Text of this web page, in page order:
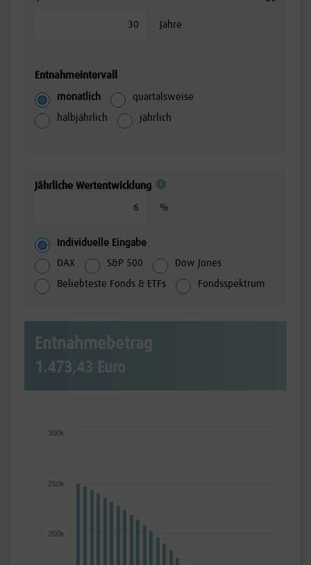
Jahre
Entnahmeintervall
monatlich
quartalsweise
halbjährlich
jährlich
Jährliche Wertentwicklung
Individuelle Eingabe
DAX
S&P 500
Dow Jones
Beliebteste Fonds & ETFs
Fondsspektrum
%
Entnahmebetrag
1.473,43 Euro
200k
250k
300k